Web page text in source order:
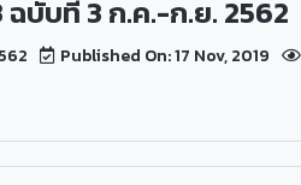
บับที่ 3 ก.ค.-ก.ย. 2562
Published On: 17 Nov, 2019